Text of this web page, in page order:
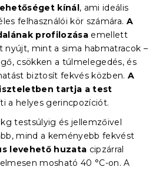
kínál, ami ideális
felhasználói kör számára. A
profilozása emellett
mint a sima habmatracok –
csökken a túlmelegedés, és
biztosít fekvés közben.A
tartja a test
a helyes gerincpozíciót.
kg testsúlyig és jellemzőivel
mind a keményebb fekvést
levehető huzata cipzárral
mosható 40 °C-on. A